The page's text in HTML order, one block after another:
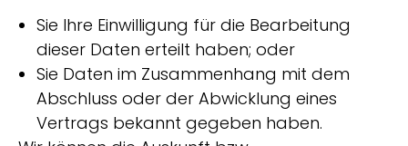
Sie Ihre Einwilligung für die Bearbeitung
dieser Daten erteilt haben; oder
Sie Daten im Zusammenhang mit dem
Abschluss oder der Abwicklung eines
Vertrags bekannt gegeben haben.